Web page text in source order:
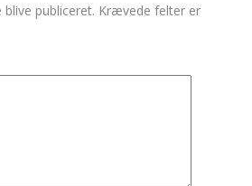
blive publiceret. Krævede felter er